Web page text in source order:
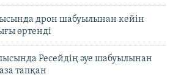
дрон шабуылынан кейін
өртенді
Ресейдің әуе шабуылынан
тапқан